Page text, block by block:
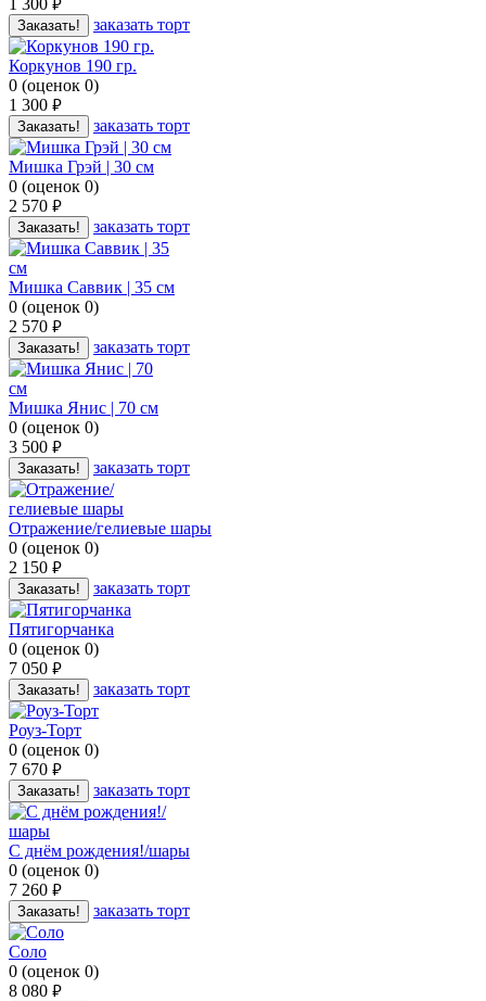
1 300 руб.
Заказать! заказать торт
Коркунов 190 гр.
0 (оценок 0)
1 300 руб.
Заказать! заказать торт
Мишка Грэй | 30 см
0 (оценок 0)
2 570 руб.
Заказать! заказать торт
Мишка Саввик | 35 см
0 (оценок 0)
2 570 руб.
Заказать! заказать торт
Мишка Янис | 70 см
0 (оценок 0)
3 500 руб.
Заказать! заказать торт
Отражение/гелиевые шары
0 (оценок 0)
2 150 руб.
Заказать! заказать торт
Пятигорчанка
0 (оценок 0)
7 050 руб.
Заказать! заказать торт
Роуз-Торт
0 (оценок 0)
7 670 руб.
Заказать! заказать торт
С днём рождения!/шары
0 (оценок 0)
7 260 руб.
Заказать! заказать торт
Соло
0 (оценок 0)
8 080 руб.